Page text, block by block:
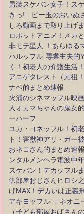
男装スケバン女子！ス
きっ!！ビー玉のおい
しろ動画まで取り上げ
ロボットアニメ！メカ
非モテ星人 ！あらゆる
ハルッフル-専業主夫的
く！初老人の介護生活
アニゲタレスト（元祖
ナベ的まとめ速報
火浦のシネマッフル映
人オカマちゃんの鬼女
ーハーフ
ユカ・ヨネッフル！初
ト！害獣神アリ・ガー
おネコさん的まとめ速
ンタルメンヘラ電波中
スケバン！デカッフル
供部屋おじさんヒロシ
げMAX！デカいは正義
アキヨッフル-！ネオニ
（子ども部屋おばさん